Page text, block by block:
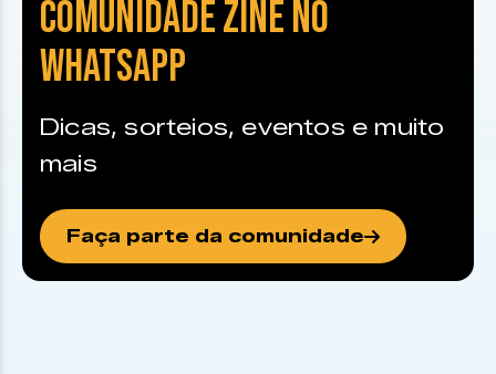
COMUNIDADE ZINE NO
WHATSAPP
Dicas, sorteios, eventos e muito
mais
Faça parte da comunidade